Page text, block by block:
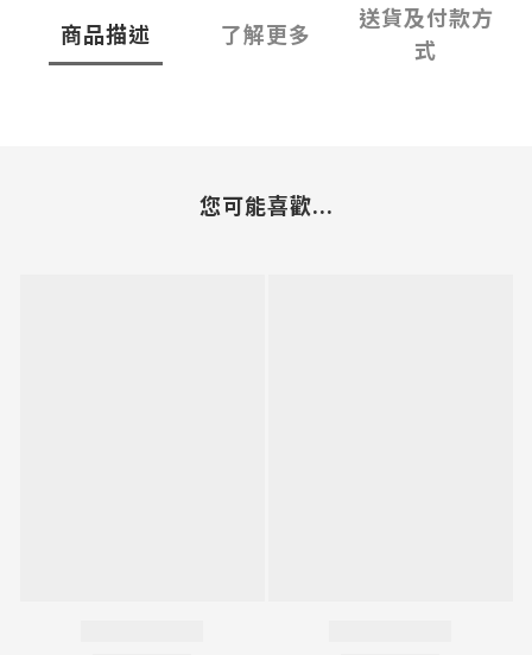
商品描述 了解更多
送貨及付款方
式
您可能喜歡...